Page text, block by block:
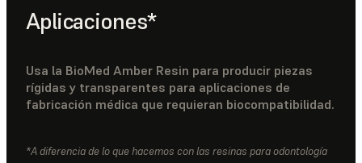
Aplicaciones*
Usa la BioMed Amber Resin para producir piezas
rígidas y transparentes para aplicaciones de
fabricación médica que requieran biocompatibilidad.
*A diferencia de lo que hacemos con las resinas para odontología